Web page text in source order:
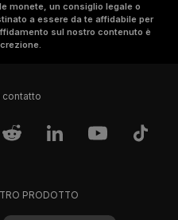
monete, un consiglio legale o
a essere da te affidabile per
sul nostro contenuto è
contatto
PRODOTTO